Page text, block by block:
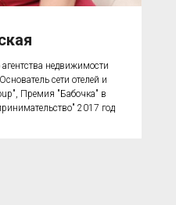
недвижимости
сети отелей и
Премия "Бабочка" в
2017 год